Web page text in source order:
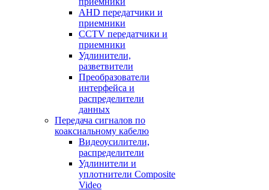
AHD передатчики и
приемники
CCTV передатчики и
приемники
Удлинители,
разветвители
Преобразователи
интерфейса и
распределители
данных
Передача сигналов по
коаксиальному кабелю
Видеоусилители,
распределители
Удлинители и
уплотнители Сomposite
Video